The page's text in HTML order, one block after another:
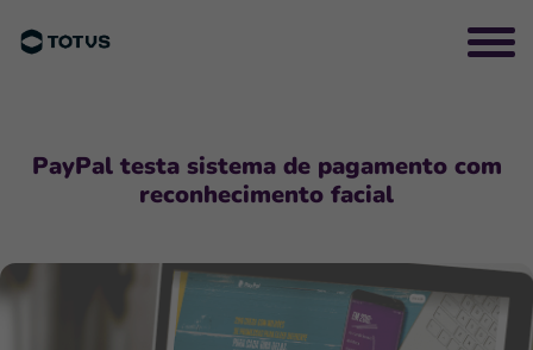
PayPal testa sistema de pagamento com
reconhecimento facial